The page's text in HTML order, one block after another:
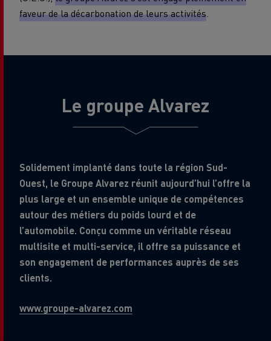
faveur de la décarbonation de leurs activités
Le groupe Alvarez
Solidement implanté dans toute la région Sud-
Ouest, le Groupe Alvarez réunit aujourd’hui l’offre la
plus large et un ensemble unique de compétences
autour des métiers du poids lourd et de
l’automobile. Conçu comme un véritable réseau
multisite et multi-service, il offre sa puissance et
son engagement de performances auprès de ses
clients.
www.groupe-alvarez.com